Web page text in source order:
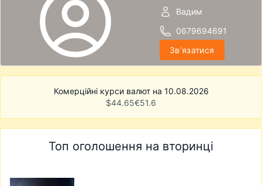
Вадим
0679694691
Звʼязатися
Комерційні курси валют на 10.08.2026
$44.65€51.6
Топ оголошення на вторинці